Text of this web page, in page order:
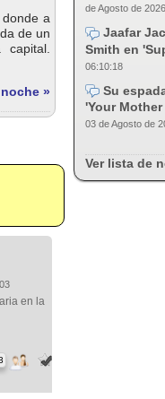
a
de un
»
en la
de Agosto de
Jaafar
Smith en
06:10:18
Su
'Your
03 de Agosto de
Ver lista de